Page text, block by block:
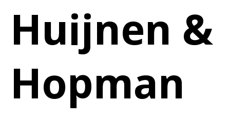
Huijnen &
Hopman